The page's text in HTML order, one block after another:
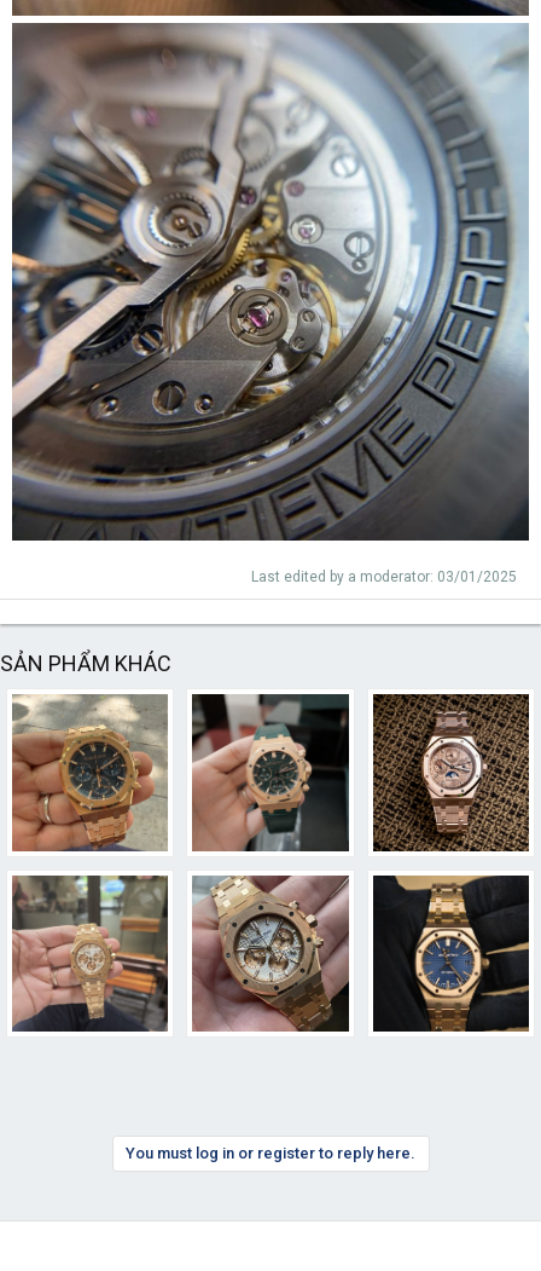
Last edited by a moderator: 03/01/2025
SẢN PHẨM KHÁC
You must log in or register to reply here.